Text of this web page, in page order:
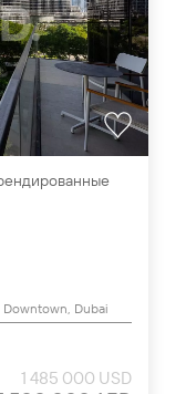
Dubai
1 485 000 USD